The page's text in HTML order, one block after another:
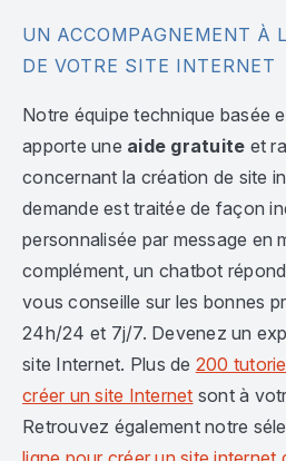
UN ACCOMPAGNEMENT À
DE VOTRE SITE INTERNET
Notre équipe technique basée
apporte une aide gratuite et
concernant la création de site
demande est traitée de façon
personnalisée par message en
complément, un chatbot
vous conseille sur les bonnes
24h/24 et 7j/7. Devenez un
site Internet. Plus de 200
créer un site Internet sont à
Retrouvez également notre